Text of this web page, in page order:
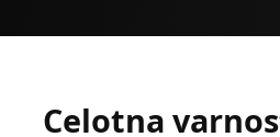
Celotna